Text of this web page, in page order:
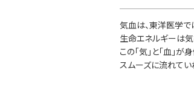
気血は、東洋医学で
生命エネルギーは気
この「気」と「血」
スムーズに流れて